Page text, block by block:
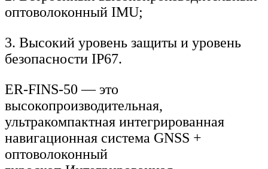
оптоволоконный IMU;
3. Высокий уровень защиты и уровень
безопасности IP67.
ER-FINS-50 — это
высокопроизводительная,
ультракомпактная интегрированная
навигационная система GNSS +
оптоволоконный